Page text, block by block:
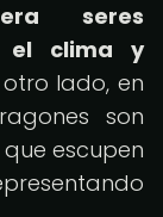
seres
el clima y
otro lado, en
son
escupen